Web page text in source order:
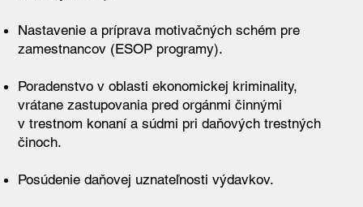
Nastavenie a príprava motivačných schém pre
zamestnancov (ESOP programy).
Poradenstvo v oblasti ekonomickej kriminality,
vrátane zastupovania pred orgánmi činnými
v trestnom konaní a súdmi pri daňových trestných
činoch.
Posúdenie daňovej uznateľnosti výdavkov.